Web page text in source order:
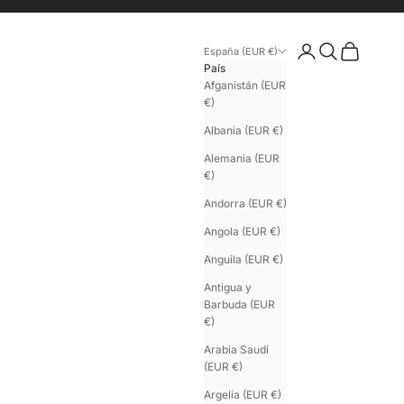
España (EUR €)
País
Afganistán (EUR
€)
Albania (EUR €)
Alemania (EUR
€)
Andorra (EUR €)
Angola (EUR €)
Anguila (EUR €)
Antigua y
Barbuda (EUR
€)
Arabia Saudí
(EUR €)
Argelia (EUR €)
Iniciar sesión
BuscarCesta